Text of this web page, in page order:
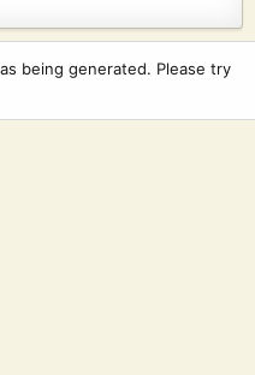
being generated. Please try